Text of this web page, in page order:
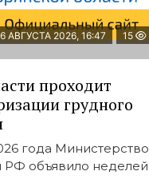
6 АВГУСТА 2026, 16:47 15
проходит
грудного
года Министерство
РФ объявило неделей